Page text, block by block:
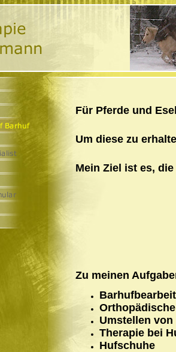
Für Pferde und
Um diese zu
Mein Ziel ist es,
Zu meinen
Umstellen
Therapie bei
Hufschuhe